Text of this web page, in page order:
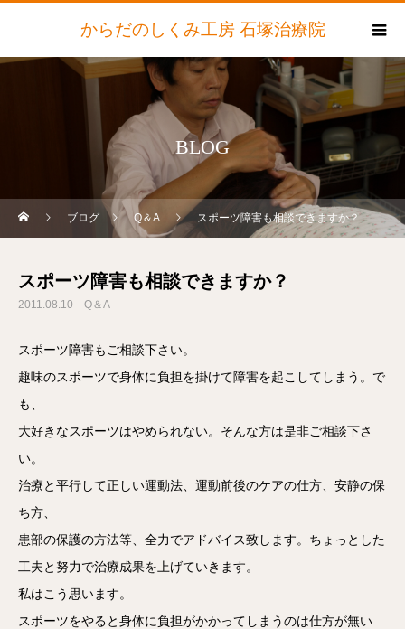
からだのしくみ工房 石塚治療院
BLOG
ブログ Q＆A スポーツ障害も相談できますか？
スポーツ障害も相談できますか？
2011.08.10 Q＆A
スポーツ障害もご相談下さい。
趣味のスポーツで身体に負担を掛けて障害を起こしてしまう。で
も、
大好きなスポーツはやめられない。そんな方は是非ご相談下さ
い。
治療と平行して正しい運動法、運動前後のケアの仕方、安静の保
ち方、
患部の保護の方法等、全力でアドバイス致します。ちょっとした
工夫と努力で治療成果を上げていきます。
私はこう思います。
スポーツをやると身体に負担がかかってしまうのは仕方が無い